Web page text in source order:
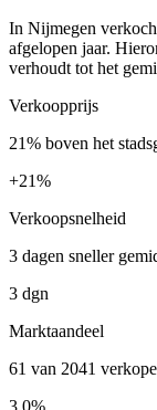
In Nijmegen
afgelopen jaar.
verhoudt tot het
Verkoopprijs
21% boven het
+21%
Verkoopsnelheid
3 dagen sneller
3 dgn
Marktaandeel
61 van 2041